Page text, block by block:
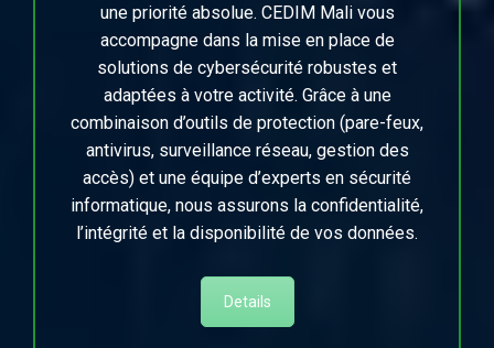
une priorité absolue. CEDIM Mali vous
accompagne dans la mise en place de
solutions de cybersécurité robustes et
adaptées à votre activité. Grâce à une
combinaison d’outils de protection (pare-feux,
antivirus, surveillance réseau, gestion des
accès) et une équipe d’experts en sécurité
informatique, nous assurons la confidentialité,
l’intégrité et la disponibilité de vos données.
Details